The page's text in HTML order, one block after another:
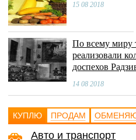
15 08 2018
По всему миру
реализовали
доспехов
14 08 2018
КУПЛЮ ПРОДАМ
Авто и транспорт